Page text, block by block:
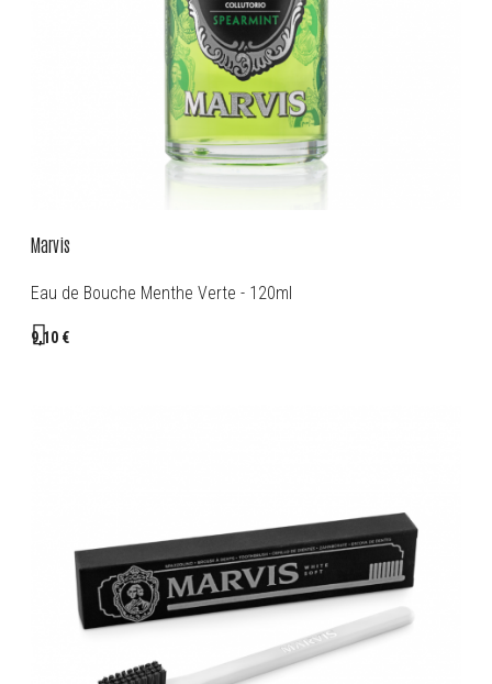
Marvis
Eau de Bouche Menthe Verte - 120ml
9,10 €